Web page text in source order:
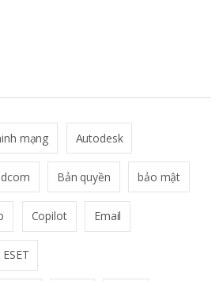
mạng Autodesk
Bản quyền bảo mật
Copilot Email
ESET